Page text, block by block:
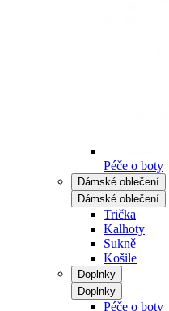
Péče o boty
Dámské oblečení
Dámské oblečení
Trička
Kalhoty
Sukně
Košile
Doplnky
Doplnky
Péče o boty